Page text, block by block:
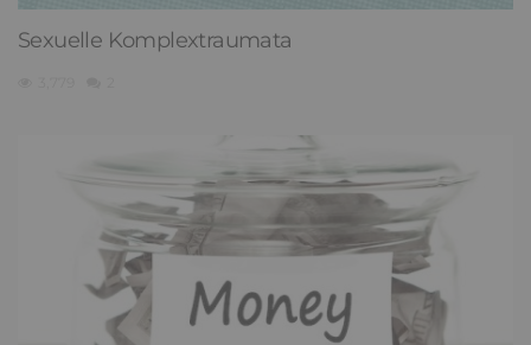
Sexuelle Komplextraumata